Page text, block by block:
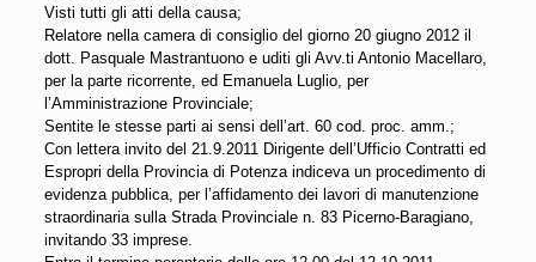
Visti tutti gli atti della causa;
Relatore nella camera di consiglio del giorno 20 giugno 2012 il
dott. Pasquale Mastrantuono e uditi gli Avv.ti Antonio Macellaro,
per la parte ricorrente, ed Emanuela Luglio, per
l’Amministrazione Provinciale;
Sentite le stesse parti ai sensi dell’art. 60 cod. proc. amm.;
Con lettera invito del 21.9.2011 Dirigente dell’Ufficio Contratti ed
Espropri della Provincia di Potenza indiceva un procedimento di
evidenza pubblica, per l’affidamento dei lavori di manutenzione
straordinaria sulla Strada Provinciale n. 83 Picerno-Baragiano,
invitando 33 imprese.